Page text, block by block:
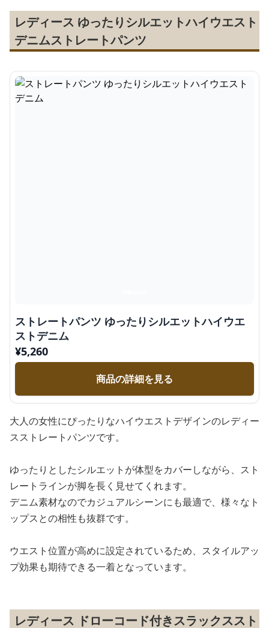
レディース ゆったりシルエットハイウエスト
デニムストレートパンツ
ストレートパンツ ゆったりシルエットハイウエ
ストデニム
¥5,260
商品の詳細を見る
大人の女性にぴったりなハイウエストデザインのレディー
スストレートパンツです。
ゆったりとしたシルエットが体型をカバーしながら、スト
レートラインが脚を長く見せてくれます。
デニム素材なのでカジュアルシーンにも最適で、様々なト
ップスとの相性も抜群です。
ウエスト位置が高めに設定されているため、スタイルアッ
プ効果も期待できる一着となっています。
レディース ドローコード付きスラックススト